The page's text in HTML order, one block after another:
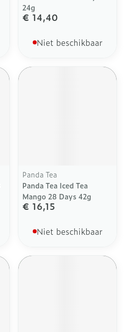
24g
€ 14,40
Niet beschikbaar
Panda Tea
Panda Tea Iced Tea
Mango 28 Days 42g
€ 16,15
Niet beschikbaar